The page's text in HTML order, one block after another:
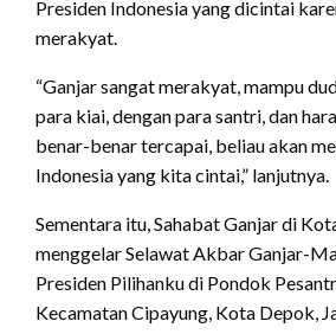
Presiden Indonesia yang dicintai
merakyat.
“Ganjar sangat merakyat, mampu
para kiai, dengan para santri, dan
benar-benar tercapai, beliau akan
Indonesia yang kita cintai,” lanjutnya.
Sementara itu, Sahabat Ganjar di
menggelar Selawat Akbar Ganjar-
Presiden Pilihanku di Pondok
Kecamatan Cipayung, Kota Depok,